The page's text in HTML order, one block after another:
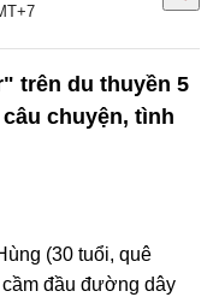
trên du thuyền 5
chuyện, tình
(30 tuổi, quê
cầm đầu đường dây